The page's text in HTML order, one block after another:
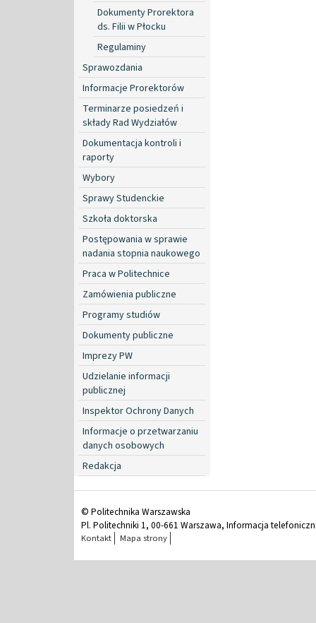
Dokumenty Prorektora
ds. Filii w Płocku
Regulaminy
Sprawozdania
Informacje Prorektorów
Terminarze posiedzeń i
składy Rad Wydziałów
Dokumentacja kontroli i
raporty
Wybory
Sprawy Studenckie
Szkoła doktorska
Postępowania w sprawie
nadania stopnia naukowego
Praca w Politechnice
Zamówienia publiczne
Programy studiów
Dokumenty publiczne
Imprezy PW
Udzielanie informacji
publicznej
Inspektor Ochrony Danych
Informacje o przetwarzaniu
danych osobowych
Redakcja
© Politechnika Warszawska
Pl. Politechniki 1, 00-661 Warszawa, Informacja
Kontakt Mapa strony